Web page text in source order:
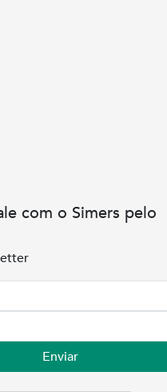
com o Simers pelo
Enviar